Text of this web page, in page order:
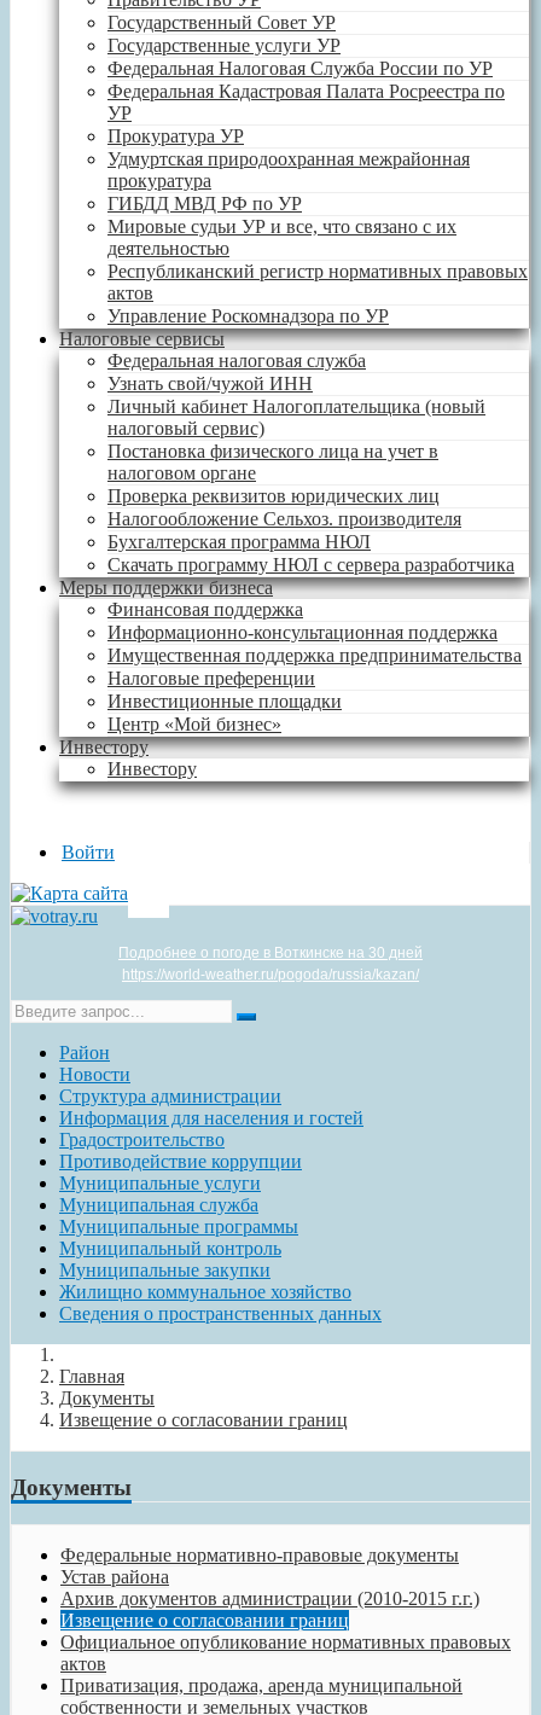
Государственный Совет УР
Государственные услуги УР
Федеральная Налоговая Служба России по УР
Федеральная Кадастровая Палата Росреестра по
УР
Прокуратура УР
Удмуртская природоохранная межрайонная
прокуратура
ГИБДД МВД РФ по УР
Мировые судьи УР и все, что связано с их
деятельностью
Республиканский регистр нормативных правовых
актов
Управление Роскомнадзора по УР
Налоговые сервисы
Федеральная налоговая служба
Узнать свой/чужой ИНН
Личный кабинет Налогоплательщика (новый
налоговый сервис)
Постановка физического лица на учет в
налоговом органе
Проверка реквизитов юридических лиц
Налогообложение Сельхоз. производителя
Бухгалтерская программа НЮЛ
Скачать программу НЮЛ с сервера разработчика
Меры поддержки бизнеса
Финансовая поддержка
Информационно-консультационная поддержка
Имущественная поддержка предпринимательства
Налоговые преференции
Инвестиционные площадки
Центр «Мой бизнес»
Инвестору
Инвестору
Войти
Подробнее о погоде в Воткинске на 30 дней
https://world-weather.ru/pogoda/russia/kazan/
Район
Новости
Структура администрации
Информация для населения и гостей
Градостроительство
Противодействие коррупции
Муниципальные услуги
Муниципальная служба
Муниципальные программы
Муниципальный контроль
Муниципальные закупки
Жилищно коммунальное хозяйство
Сведения о пространственных данных
Главная
Документы
Извещение о согласовании границ
Документы
Федеральные нормативно-правовые документы
Устав района
Архив документов администрации (2010-2015 г.г.)
Извещение о согласовании границ
Официальное опубликование нормативных правовых
актов
Приватизация, продажа, аренда муниципальной
собственности и земельных участков